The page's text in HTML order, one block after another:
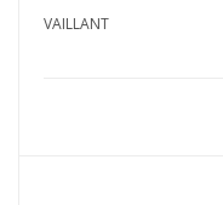
VAILLANT